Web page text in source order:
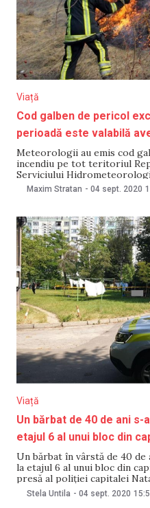
Viață
Cod galben de pericol
perioadă este valabilă
Meteorologii au emis cod
incendiu pe tot teritoriul
Serviciului
septembrie se va menține
(clasa V) cu caracter natural.
Stat va reveni cu
Maxim Stratan - 04 sept. 2020
Viață
Un bărbat de 40 de ani
etajul 6 al unui bloc din
Un bărbat în vârstă de 40 de
la etajul 6 al unui bloc din
presă al poliției capitalei
caz de suicid. Tragedia s-a
capitală. Oamenii legii au
Stela Untila - 04 sept. 2020